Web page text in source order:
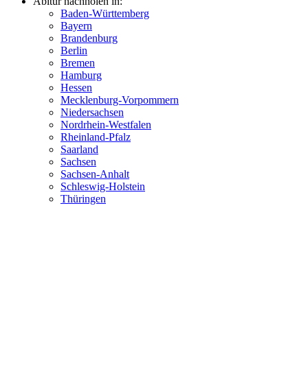
Baden-Württemberg
Bayern
Brandenburg
Berlin
Bremen
Hamburg
Hessen
Mecklenburg-Vorpommern
Niedersachsen
Nordrhein-Westfalen
Rheinland-Pfalz
Saarland
Sachsen
Sachsen-Anhalt
Schleswig-Holstein
Thüringen